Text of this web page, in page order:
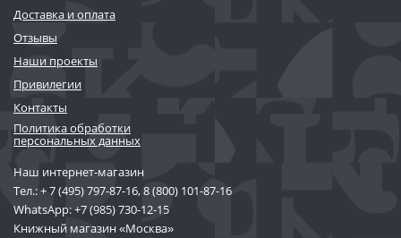
Доставка и оплата
Отзывы
Наши проекты
Привилегии
Контакты
Политика обработки
персональных данных
Наш интернет-магазин
Тел.:+ 7 (495) 797-87-16,8 (800) 101-87-16
WhatsApp:+7 (985) 730-12-15
Книжный магазин «Москва»